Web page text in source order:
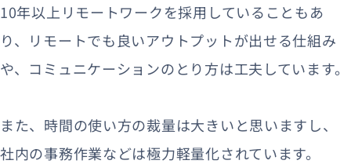
10年以上リモートワークを採用していることもあ
り、リモートでも良いアウトプットが出せる仕組み
や、コミュニケーションのとり方は工夫しています。
また、時間の使い方の裁量は大きいと思いますし、
社内の事務作業などは極力軽量化されています。